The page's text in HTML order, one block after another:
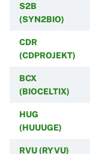
S2B
(SYN2BIO)
CDR
(CDPROJEKT)
BCX
(BIOCELTIX)
HUG
(HUUUGE)
RVU (RYVU)